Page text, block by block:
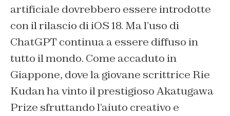
artificiale dovrebbero essere introdotte
con il rilascio di iOS 18. Ma l’uso di
ChatGPT continua a essere diffuso in
tutto il mondo. Come accaduto in
Giappone, dove la giovane scrittrice Rie
Kudan ha vinto il prestigioso Akatugawa
Prize sfruttando l’aiuto creativo e